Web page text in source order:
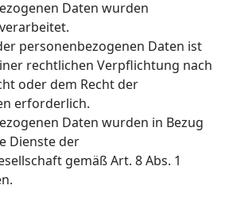
Daten wurden
personenbezogenen Daten ist
rechtlichen Verpflichtung nach
oder dem Recht der
erforderlich.
Daten wurden in Bezug
Dienste der
gemäß Art. 8 Abs. 1